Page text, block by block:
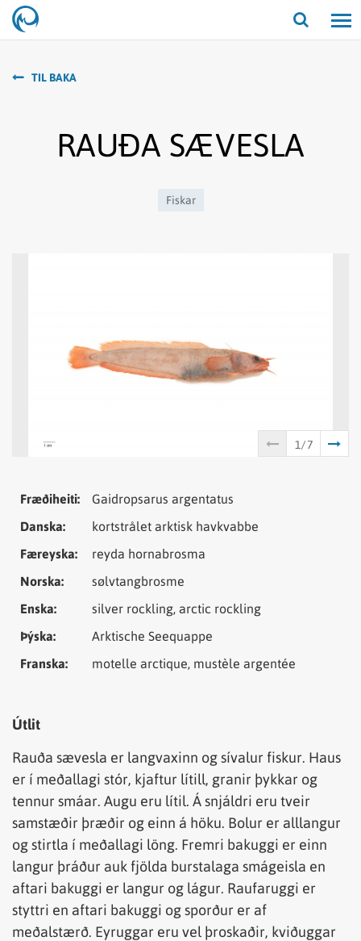
Opna/
TIL BAKA
RAUÐA SÆVESLA
Fiskar
Tungumál Samheiti
Fræðiheiti:
Gaidropsarus argentatus
Danska:
kortstrålet arktisk havkvabbe
Færeyska:
reyda hornabrosma
Norska:
sølvtangbrosme
Enska:
silver rockling, arctic rockling
Þýska:
Arktische Seequappe
Franska:
motelle arctique, mustèle argentée
Útlit
Rauða sævesla er langvaxinn og sívalur fiskur. Haus
er í meðallagi stór, kjaftur lítill, granir þykkar og
tennur smáar. Augu eru lítil. Á snjáldri eru tveir
samstæðir þræðir og einn á höku. Bolur er alllangur
og stirtla í meðallagi löng. Fremri bakuggi er einn
langur þráður auk fjölda burstalaga smágeisla en
aftari bakuggi er langur og lágur. Raufaruggi er
styttri en aftari bakuggi og sporður er af
meðalstærð. Eyruggar eru vel þroskaðir, kviðuggar